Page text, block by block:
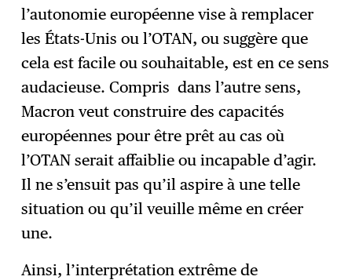
l’autonomie européenne vise à remplacer
les États-Unis ou l’OTAN, ou suggère que
cela est facile ou souhaitable, est en ce sens
audacieuse. Compris dans l’autre sens,
Macron veut construire des capacités
européennes pour être prêt au cas où
l’OTAN serait affaiblie ou incapable d’agir.
Il ne s’ensuit pas qu’il aspire à une telle
situation ou qu’il veuille même en créer
une.
Ainsi, l’interprétation extrême de